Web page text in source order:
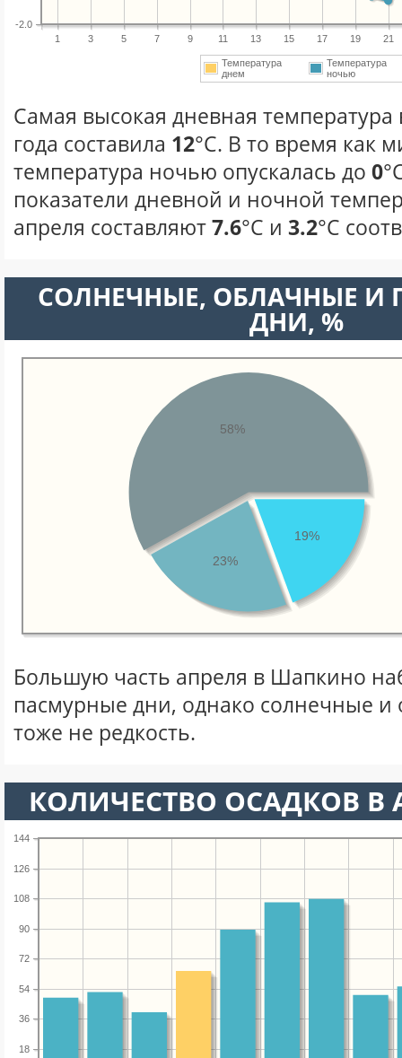
1 3 5 7 9 11 13 15 17 19 21
-2.0
Температура
днем
Температура
ночью
Самая высокая дневная температура
года составила 12°С. В то время как
температура ночью опускалась до 0
показатели дневной и ночной
апреля составляют7.6°С и 3.2°С
CОЛНЕЧНЫЕ, ОБЛАЧНЫЕ И
ДНИ, %
19%
23%
58%
Большую часть апреля в Шапкино
пасмурные дни, однако солнечные
тоже не редкость.
КОЛИЧЕСТВО ОСАДКОВ В
18
36
54
72
90
108
126
144